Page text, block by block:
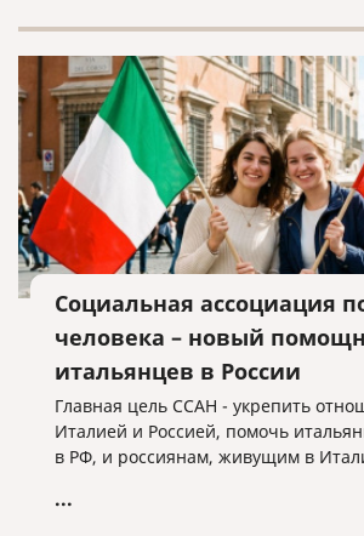
Социальная ассоциация
человека – новый
итальянцев в России
Главная цель ССАН - укрепить
Италией и Россией, помочь
в РФ, и россиянам, живущим в
...